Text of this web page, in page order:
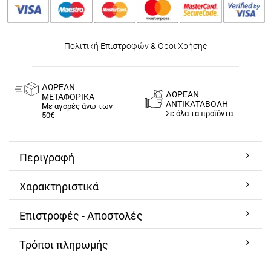
Πολιτική Επιστροφών& Όροι Χρήσης
ΔΩΡΕΑΝ
ΜΕΤΑΦΟΡΙΚΑ
Με αγορές άνω των
50€
ΔΩΡΕΑΝ
ΑΝΤΙΚΑΤΑΒΟΛΗ
Σε όλα τα προϊόντα
Περιγραφή
Χαρακτηριστικά
Επιστροφές - Αποστολές
Τρόποι πληρωμής